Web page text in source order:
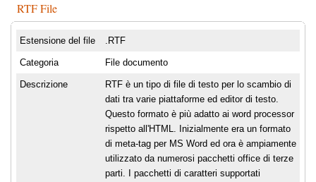
RTF File
Estensione del file .RTF
Categoria File documento
Descrizione
RTF è un tipo di file di testo per lo scambio di
dati tra varie piattaforme ed editor di testo.
Questo formato è più adatto ai word processor
rispetto all'HTML. Inizialmente era un formato
di meta-tag per MS Word ed ora è ampiamente
utilizzato da numerosi pacchetti office di terze
parti. I pacchetti di caratteri supportati